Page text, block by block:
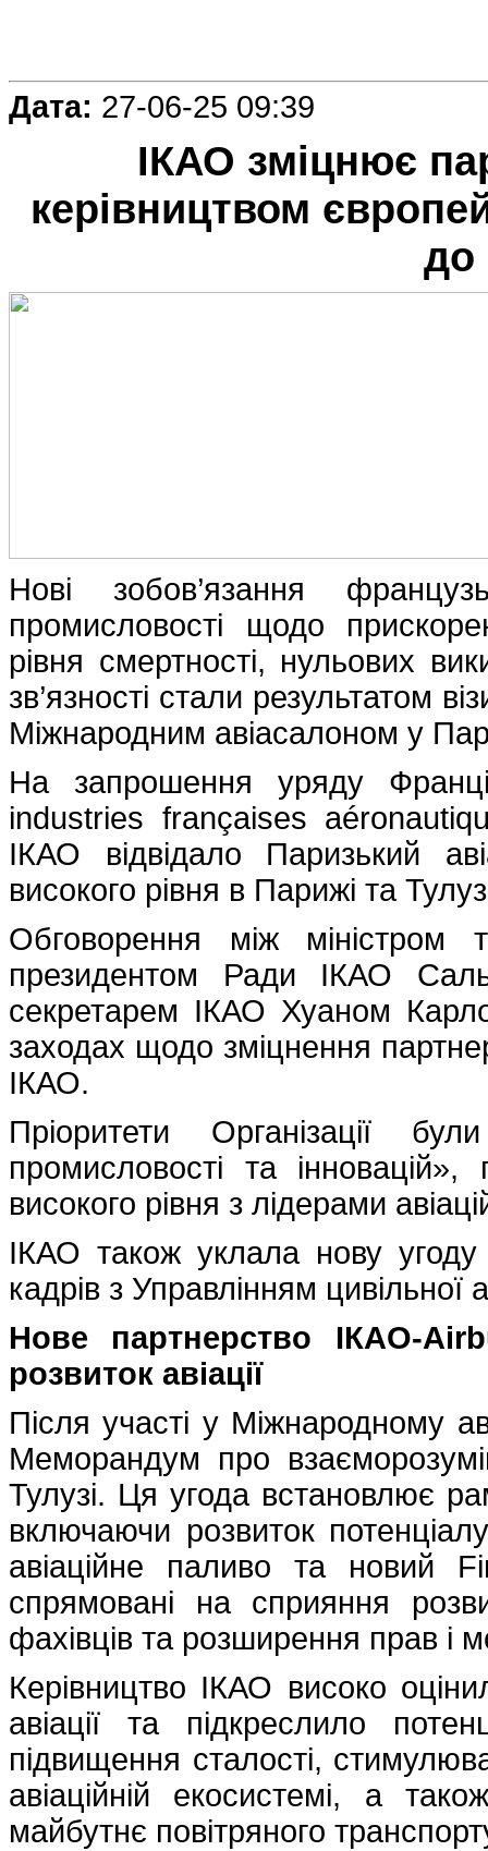
Дата: 27-06-25 09:39
ІКАО зміцнює
керівництвом
до
​Нові зобов’язання
промисловості щодо
рівня смертності, нульових
зв’язності стали результатом
Міжнародним авіасалоном у
На запрошення уряду
industries françaises
ІКАО відвідало Паризький
високого рівня в Парижі та
Обговорення між міністром
президентом Ради ІКАО
секретарем ІКАО Хуаном
заходах щодо зміцнення
ІКАО.
Пріоритети Організації
промисловості та інновацій»,
високого рівня з лідерами
ІКАО також уклала нову угоду
кадрів з Управлінням цивільної
Нове партнерство ІКАО-
розвиток авіації
Після участі у Міжнародному
Меморандум про
Тулузі. Ця угода встановлює
включаючи розвиток
авіаційне паливо та новий
спрямовані на сприяння
фахівців та розширення прав і
Керівництво ІКАО високо
авіації та підкреслило
підвищення сталості,
авіаційній екосистемі, а
майбутнє повітряного